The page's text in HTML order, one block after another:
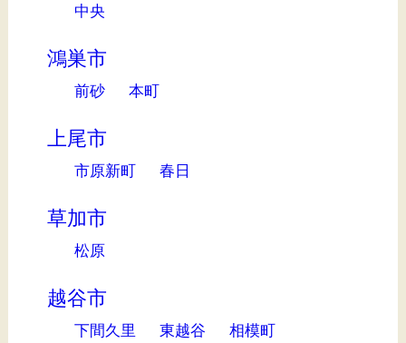
中央
鴻巣市
前砂 本町
上尾市
市原新町 春日
草加市
松原
越谷市
下間久里 東越谷 相模町